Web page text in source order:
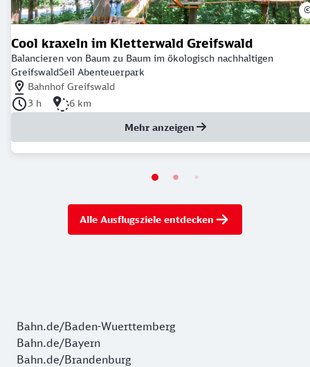
Cool kraxeln im Kletterwald Greifswald
Balancieren von Baum zu Baum im ökologisch nachhaltigen
GreifswaldSeil Abenteuerpark
Nächstgelegener Bahnhof: Bahnhof Greifswald
Bahnhof Greifswald
Dauer der Tour: 3 Stunden
3 h Länge der Tour: 6 Kilometer
6 km
Mehr anzeigen
Alle Ausflugsziele entdecken
Bahn.de/Baden-Wuerttemberg
Bahn.de/Bayern
Bahn.de/Brandenburg